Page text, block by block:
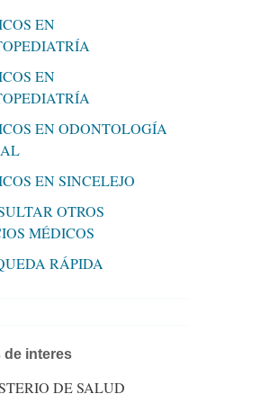
EN
EN
EN ODONTOLOGÍA
EN SINCELEJO
OTROS
MÉDICOS
RÁPIDA
de interes
DE SALUD